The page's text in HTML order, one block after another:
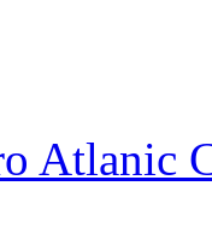
Atlanic